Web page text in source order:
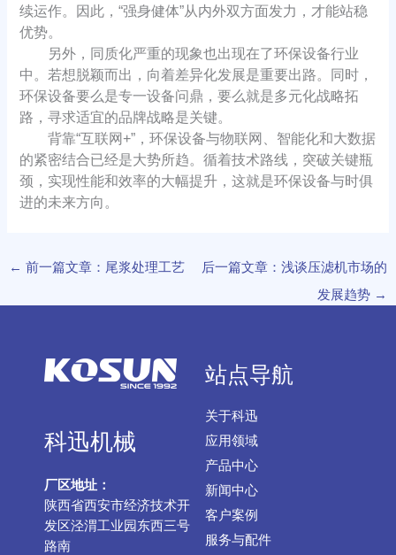
续运作。因此，“强身健体”从内外双方面发力，才能站稳
优势。
另外，同质化严重的现象也出现在了环保设备行业
中。若想脱颖而出，向着差异化发展是重要出路。同时，
环保设备要么是专一设备问鼎，要么就是多元化战略拓
路，寻求适宜的品牌战略是关键。
背靠“互联网+”，环保设备与物联网、智能化和大数据
的紧密结合已经是大势所趋。循着技术路线，突破关键瓶
颈，实现性能和效率的大幅提升，这就是环保设备与时俱
进的未来方向。
← 前一篇文章：尾浆处理工艺
后一篇文章：浅谈压滤机市场的
发展趋势 →
科迅机械
厂区地址：
陕西省西安市经济技术开
发区泾渭工业园东西三号
路南
站点导航
关于科迅
应用领域
产品中心
新闻中心
客户案例
服务与配件